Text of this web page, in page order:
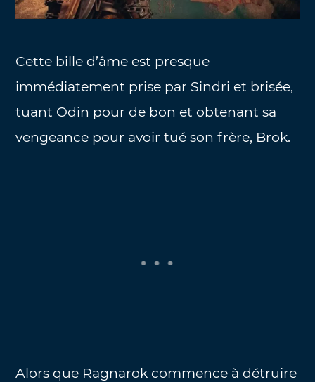
Cette bille d’âme est presque
immédiatement prise par Sindri et brisée,
tuant Odin pour de bon et obtenant sa
vengeance pour avoir tué son frère, Brok.
Alors que Ragnarok commence à détruire